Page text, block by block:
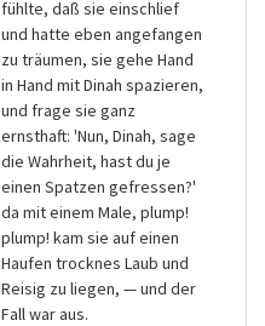
fühlte, daß sie einschlief
und hatte eben angefangen
zu träumen, sie gehe Hand
in Hand mit Dinah spazieren,
und frage sie ganz
ernsthaft: 'Nun, Dinah, sage
die Wahrheit, hast du je
einen Spatzen gefressen?'
da mit einem Male, plump!
plump! kam sie auf einen
Haufen trocknes Laub und
Reisig zu liegen, — und der
Fall war aus.